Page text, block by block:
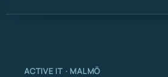
ACTIVE IT · MALMÖ